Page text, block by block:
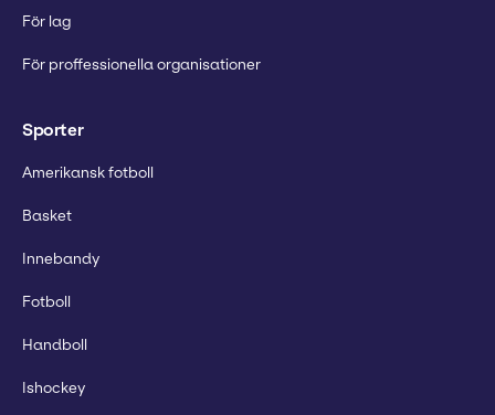
För lag
För proffessionella organisationer
Sporter
Amerikansk fotboll
Basket
Innebandy
Fotboll
Handboll
Ishockey